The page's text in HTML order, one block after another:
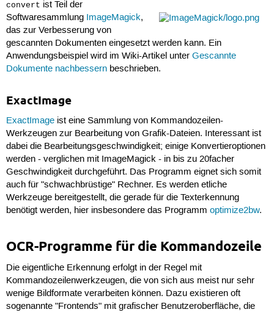
convert ist Teil der
Softwaresammlung ImageMagick,
das zur Verbesserung von
gescannten Dokumenten eingesetzt werden kann. Ein
Anwendungsbeispiel wird im Wiki-Artikel unter Gescannte
Dokumente nachbessernbeschrieben.
ExactImage
ExactImageist eine Sammlung von Kommandozeilen-
Werkzeugen zur Bearbeitung von Grafik-Dateien. Interessant ist
dabei die Bearbeitungsgeschwindigkeit; einige Konvertieroptionen
werden - verglichen mit ImageMagick - in bis zu 20facher
Geschwindigkeit durchgeführt. Das Programm eignet sich somit
auch für "schwachbrüstige" Rechner. Es werden etliche
Werkzeuge bereitgestellt, die gerade für die Texterkennung
benötigt werden, hier insbesondere das Programm optimize2bw.
OCR-Programme für die Kommandozeile
Die eigentliche Erkennung erfolgt in der Regel mit
Kommandozeilenwerkzeugen, die von sich aus meist nur sehr
wenige Bildformate verarbeiten können. Dazu existieren oft
sogenannte "Frontends" mit grafischer Benutzeroberfläche, die